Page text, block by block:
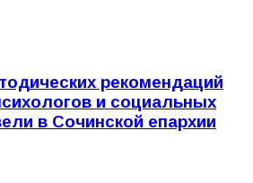
рекомендаций
и социальных
в Сочинской епархии